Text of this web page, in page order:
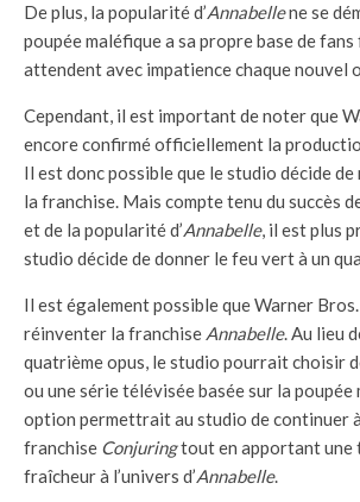
De plus, la popularité d’Annabellene se
poupée maléfique a sa propre base de fans
attendent avec impatience chaque nouvel
Cependant, il est important de noter que
encore confirmé officiellement la
Il est donc possible que le studio décide
la franchise. Mais compte tenu du succès
et de la popularité d’Annabelle, il est plus
studio décide de donner le feu vert à un
Il est également possible que Warner
réinventer la franchise Annabelle. Au lieu
quatrième opus, le studio pourrait choisir
ou une série télévisée basée sur la
option permettrait au studio de continuer
franchise Conjuringtout en apportant une
fraîcheur à l’univers d’Annabelle.